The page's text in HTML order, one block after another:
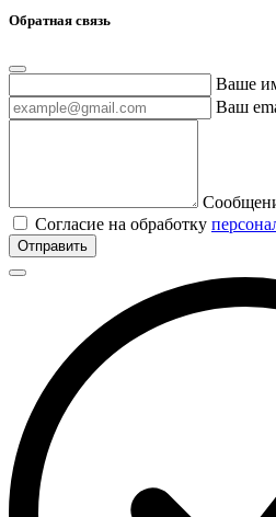
Обратная связь
Ваше
Ваш
Согласие на обработку
Отправить